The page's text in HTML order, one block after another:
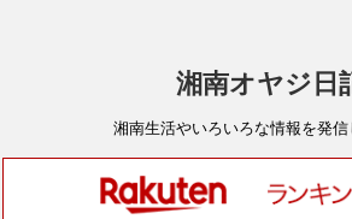
湘南オヤジ日
湘南生活やいろいろな情報を発信